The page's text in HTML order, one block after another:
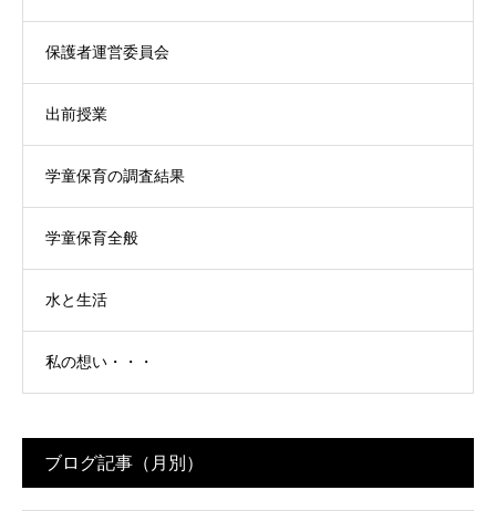
保護者運営委員会
出前授業
学童保育の調査結果
学童保育全般
水と生活
私の想い・・・
ブログ記事（月別）